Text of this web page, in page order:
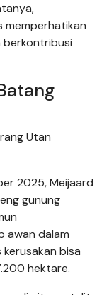
memperhatikan
berkontribusi
Utan
2025, Meijaard
gunung
awan dalam
bisa
hektare.